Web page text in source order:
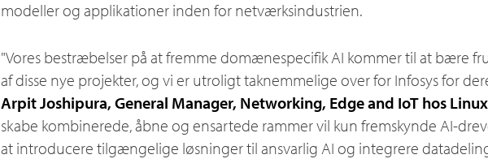
modeller og applikationer inden for netværksindustrien.
"Vores bestræbelser på at fremme domænespecifik AI kommer til at bære
af disse nye projekter, og vi er utroligt taknemmelige over for Infosys for
Arpit Joshipura, General Manager, Networking, Edge and IoT hos
skabe kombinerede, åbne og ensartede rammer vil kun fremskynde AI-
at introducere tilgængelige løsninger til ansvarlig AI og integrere